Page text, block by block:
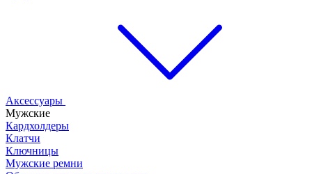
Аксессуары
Мужские
Кардхолдеры
Клатчи
Ключницы
Мужские ремни